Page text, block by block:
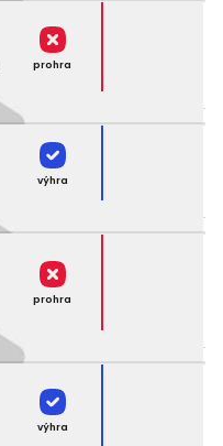
prohra
výhra
prohra
výhra